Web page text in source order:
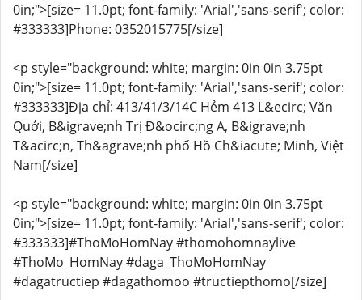
0in;">[size= 11.0pt; font-family: 'Arial','sans-serif'; color:
#333333]Phone: 0352015775[/size]
<p style="background: white; margin: 0in 0in 3.75pt
0in;">[size= 11.0pt; font-family: 'Arial','sans-serif'; color:
#333333]Địa chỉ: 413/41/3/14C Hẻm 413 L&ecirc; Văn
Quới, B&igrave;nh Trị Đ&ocirc;ng A, B&igrave;nh
T&acirc;n, Th&agrave;nh phố Hồ Ch&iacute; Minh, Việt
Nam[/size]
<p style="background: white; margin: 0in 0in 3.75pt
0in;">[size= 11.0pt; font-family: 'Arial','sans-serif'; color:
#333333]#ThoMoHomNay #thomohomnaylive
#ThoMo_HomNay #daga_ThoMoHomNay
#dagatructiep #dagathomoo #tructiepthomo[/size]